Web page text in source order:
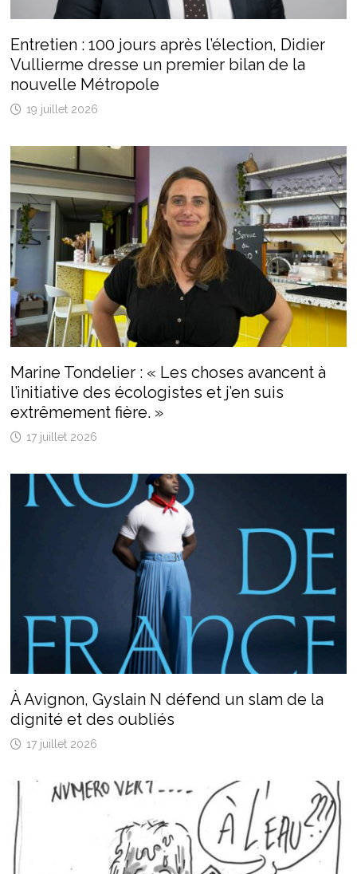
Entretien : 100 jours après l’élection, Didier
Vullierme dresse un premier bilan de la
nouvelle Métropole
19 juillet 2026
Marine Tondelier : « Les choses avancent à
l’initiative des écologistes et j’en suis
extrêmement fière. »
17 juillet 2026
À Avignon, Gyslain N défend un slam de la
dignité et des oubliés
17 juillet 2026